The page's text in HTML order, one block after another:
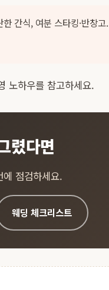
간식, 여분 스타킹·반창
노하우를 참고하세요.
렸다면
점검하세요.
웨딩 체크리스트